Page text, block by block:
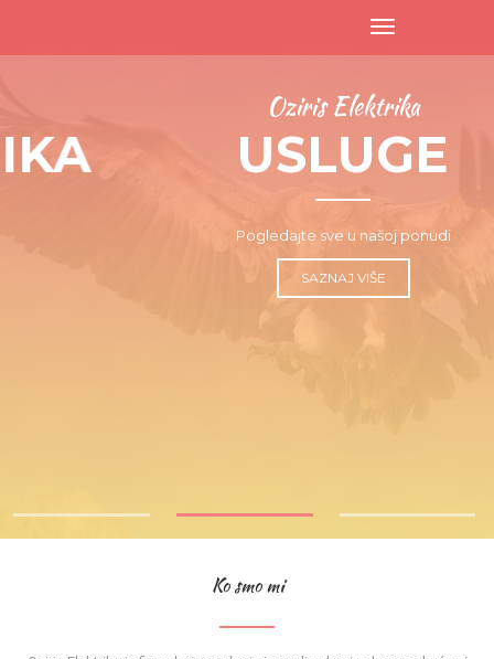
Toggle
navigation
Oziris Elektrika
USLUGE
Pogledajte sve u našoj ponudi
Ko smo mi